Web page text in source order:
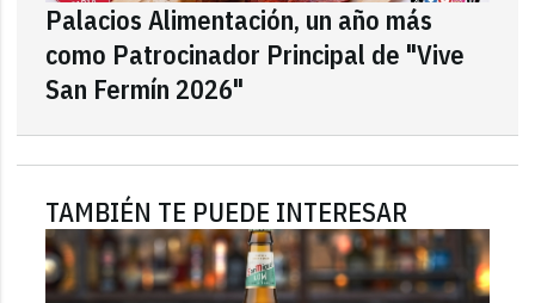
Palacios Alimentación, un año más
como Patrocinador Principal de "Vive
San Fermín 2026"
TAMBIÉN TE PUEDE INTERESAR